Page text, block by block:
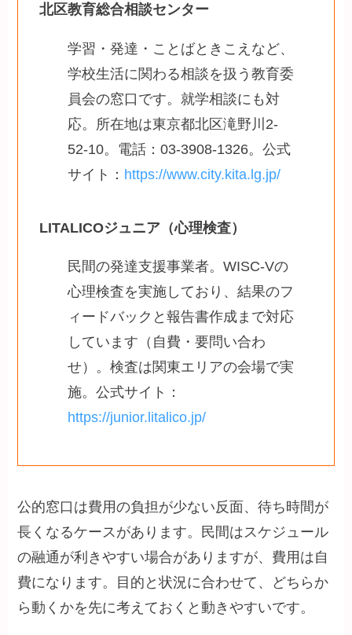
北区教育総合相談センター
学習・発達・ことばときこえなど、
学校生活に関わる相談を扱う教育委
員会の窓口です。就学相談にも対
応。所在地は東京都北区滝野川2-
52-10。電話：03-3908-1326。公式
サイト： https://www.city.kita.lg.jp/
LITALICOジュニア（心理検査）
民間の発達支援事業者。WISC-Vの
心理検査を実施しており、結果のフ
ィードバックと報告書作成まで対応
しています（自費・要問い合わ
せ）。検査は関東エリアの会場で実
施。公式サイト：
https://junior.litalico.jp/
公的窓口は費用の負担が少ない反面、待ち時間が
長くなるケースがあります。民間はスケジュール
の融通が利きやすい場合がありますが、費用は自
費になります。目的と状況に合わせて、どちらか
ら動くかを先に考えておくと動きやすいです。